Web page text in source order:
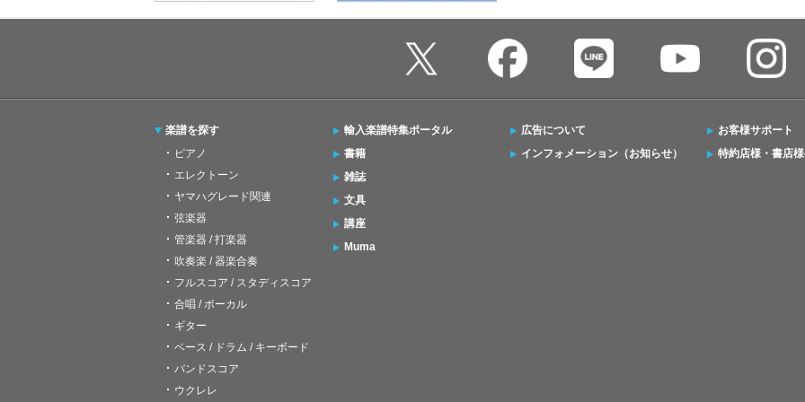
楽譜を探す
ピアノ
エレクトーン
ヤマハグレード関連
弦楽器
管楽器 / 打楽器
吹奏楽 / 器楽合奏
フルスコア / スタディスコア
合唱 / ボーカル
ギター
ベース / ドラム / キーボード
バンドスコア
ウクレレ
輸入楽譜特集ポータル
書籍
雑誌
文具
講座
Muma
広告について
インフォメーション（お知らせ）
お客様サポート
特約店様・書店